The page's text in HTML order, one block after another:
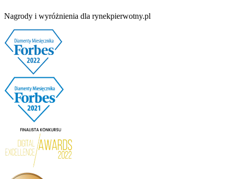
Nagrody i wyróżnienia dla rynekpierwotny.pl